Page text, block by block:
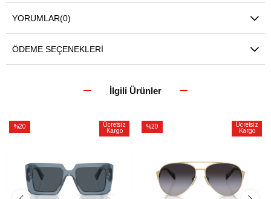
YORUMLAR(0)
ÖDEME SEÇENEKLERI
İlgili Ürünler
%20
Ücretsiz
Kargo
%20
Ücretsiz
Kargo